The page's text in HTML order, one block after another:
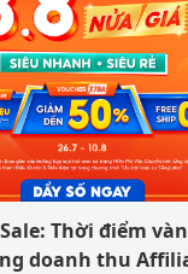
Thời điểm
doanh thu